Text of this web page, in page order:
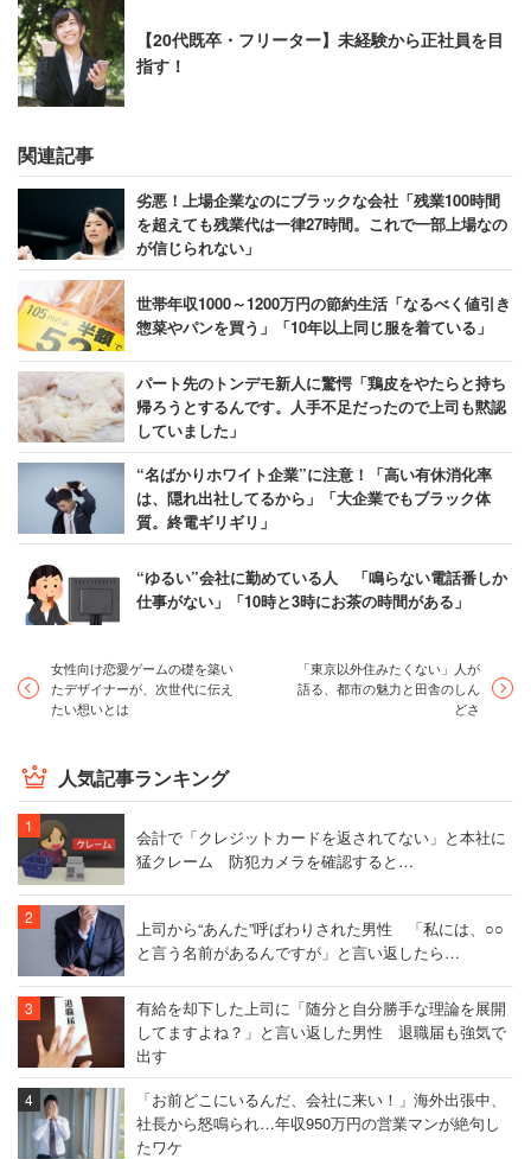
【20代既卒・フリーター】未経験から正社員を目
指す！
関連記事
劣悪！上場企業なのにブラックな会社「残業100時間
を超えても残業代は一律27時間。これで一部上場なの
が信じられない」
世帯年収1000～1200万円の節約生活「なるべく値引き
惣菜やパンを買う」「10年以上同じ服を着ている」
パート先のトンデモ新人に驚愕「鶏皮をやたらと持ち
帰ろうとするんです。人手不足だったので上司も黙認
していました」
“名ばかりホワイト企業”に注意！「高い有休消化率
は、隠れ出社してるから」「大企業でもブラック体
質。終電ギリギリ」
“ゆるい”会社に勤めている人 「鳴らない電話番しか
仕事がない」「10時と3時にお茶の時間がある」
女性向け恋愛ゲームの礎を築い
たデザイナーが、次世代に伝え
たい想いとは
「東京以外住みたくない」人が
語る、都市の魅力と田舎のしん
どさ
人気記事ランキング
会計で「クレジットカードを返されてない」と本社に
猛クレーム 防犯カメラを確認すると…
上司から“あんた”呼ばわりされた男性 「私には、○○
と言う名前があるんですが」と言い返したら…
有給を却下した上司に「随分と自分勝手な理論を展開
してますよね？」と言い返した男性 退職届も強気で
出す
「お前どこにいるんだ、会社に来い！」海外出張中、
社長から怒鳴られ…年収950万円の営業マンが絶句し
たワケ